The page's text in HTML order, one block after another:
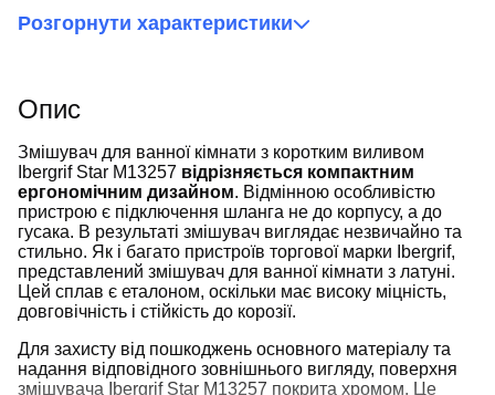
Розгорнути характеристики
Опис
Змішувач для ванної кімнати з коротким виливом
Ibergrif Star M13257 відрізняється компактним
ергономічним дизайном. Відмінною особливістю
пристрою є підключення шланга не до корпусу, а до
гусака. В результаті змішувач виглядає незвичайно та
стильно. Як і багато пристроїв торгової марки Ibergrif,
представлений змішувач для ванної кімнати з латуні.
Цей сплав є еталоном, оскільки має високу міцність,
довговічність і стійкість до корозії.
Для захисту від пошкоджень основного матеріалу та
надання відповідного зовнішнього вигляду, поверхня
змішувача Ibergrif Star M13257 покрита хромом. Це